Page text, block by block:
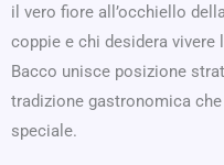
il vero fiore all’occhiello
coppie e chi desidera vivere
Bacco unisce posizione
tradizione gastronomica
speciale.